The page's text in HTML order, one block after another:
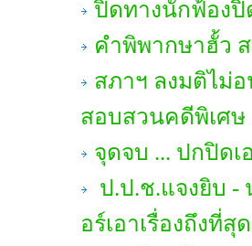
ปิดทางนักฟ้อง
คำพิพากษาฮั้ว ส
สภาฯ ลงมติไม่
สอบสวนคดีพิเศษ
จุดจบ ... ปกปิด
ป.ป.ช.แจงยิบ -
อร์เอาเรื่องถึงที่